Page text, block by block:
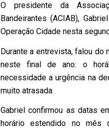
O presidente da
Bandeirantes (ACIAB),
Operação Cidade nesta
Durante a entrevista, falou do
neste final de ano: o
necessidade a urgência na
muito atrasada.
Gabriel confirmou as datas
horário estendido no mês